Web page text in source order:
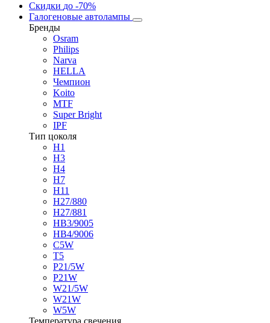
Скидки до -70%
Галогеновые автолампы
Бренды
Osram
Philips
Narva
HELLA
Чемпион
Koito
MTF
Super Bright
IPF
Тип цоколя
H1
H3
H4
H7
H11
H27/880
H27/881
HB3/9005
HB4/9006
C5W
T5
P21/5W
P21W
W21/5W
W21W
W5W
Температура свечения